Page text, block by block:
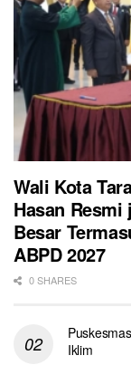
Wali Kota
Hasan Resmi
Besar
ABPD 2027
0 SHARES
Iklim